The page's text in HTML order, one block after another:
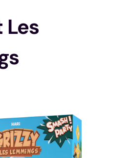
Solo
Histoire
idéale
Les